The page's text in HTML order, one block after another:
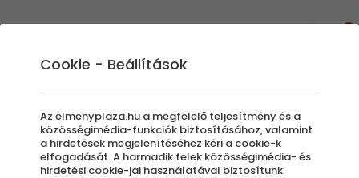
Beltéri Szabadulószoba
Szűrők beállítása
Cookie - Beállítások
Az elmenyplaza.hu a megfelelő teljesítmény és a
közösségimédia-funkciók biztosításához, valamint
a hirdetések megjelenítéséhez kéri a cookie-k
elfogadását. A harmadik felek közösségimédia- és
hirdetési cookie-jai használatával biztosítunk